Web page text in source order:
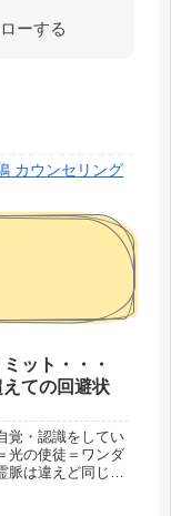
ーする
カウンセリング
ット・・・
ての回避状
覚・認識をしてい
光の使徒＝ワンダ
脈は違えど同じ目